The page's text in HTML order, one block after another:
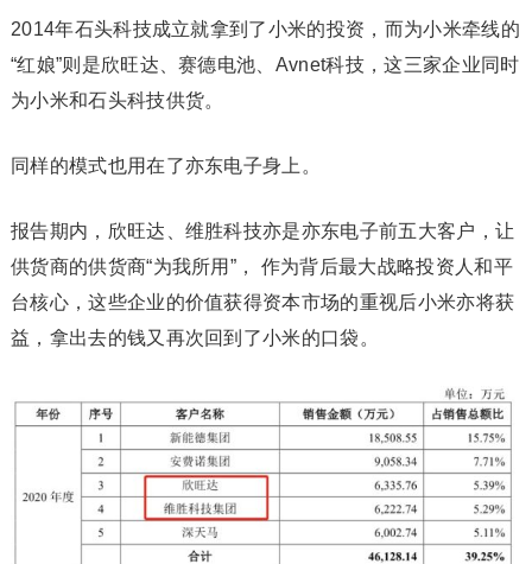
2014年石头科技成立就拿到了小米的投资，而为小米牵线的
“红娘”则是欣旺达、赛德电池、Avnet科技，这三家企业同时
为小米和石头科技供货。
同样的模式也用在了亦东电子身上。
报告期内，欣旺达、维胜科技亦是亦东电子前五大客户，让
供货商的供货商“为我所用”， 作为背后最大战略投资人和平
台核心，这些企业的价值获得资本市场的重视后小米亦将获
益，拿出去的钱又再次回到了小米的口袋。